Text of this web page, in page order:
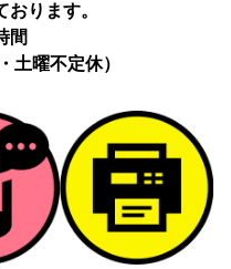
ります。
間
土曜不定休）